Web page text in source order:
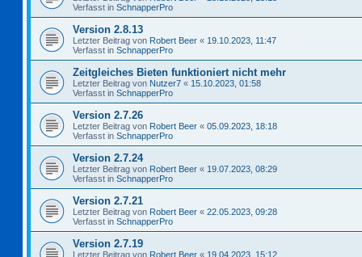
Verfasst in SchnapperPro
Version 2.8.13
Letzter Beitrag von Robert Beer « 19.10.2023, 11:47
Verfasst in SchnapperPro
Zeitgleiches Bieten funktioniert nicht mehr
Letzter Beitrag von Nutzer7 « 15.10.2023, 01:58
Verfasst in SchnapperPro
Version 2.7.26
Letzter Beitrag von Robert Beer « 05.09.2023, 18:18
Verfasst in SchnapperPro
Version 2.7.24
Letzter Beitrag von Robert Beer « 19.07.2023, 08:29
Verfasst in SchnapperPro
Version 2.7.21
Letzter Beitrag von Robert Beer « 22.05.2023, 09:28
Verfasst in SchnapperPro
Version 2.7.19
Letzter Beitrag von Robert Beer « 19.04.2023, 15:12